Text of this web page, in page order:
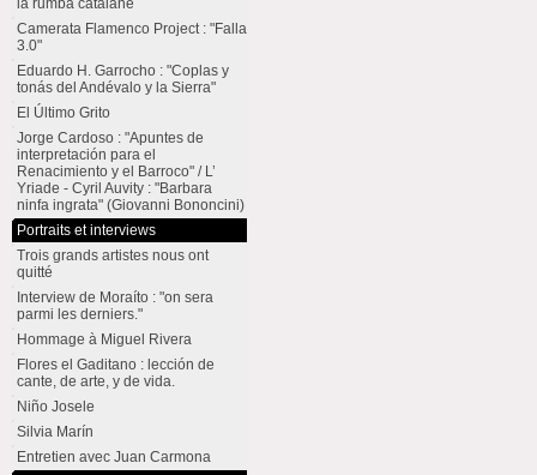
la rumba catalane
Camerata Flamenco Project : "Falla
3.0"
Eduardo H. Garrocho : "Coplas y
tonás del Andévalo y la Sierra"
El Último Grito
Jorge Cardoso : "Apuntes de
interpretación para el
Renacimiento y el Barroco" / L’
Yriade - Cyril Auvity : "Barbara
ninfa ingrata" (Giovanni Bononcini)
Portraits et interviews
Trois grands artistes nous ont
quitté
Interview de Moraíto : "on sera
parmi les derniers."
Hommage à Miguel Rivera
Flores el Gaditano : lección de
cante, de arte, y de vida.
Niño Josele
Silvia Marín
Entretien avec Juan Carmona